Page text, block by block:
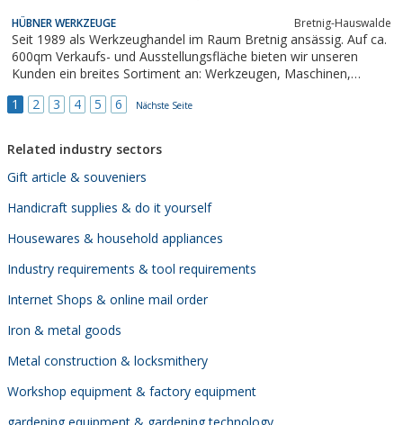
HÜBNER WERKZEUGE Bretnig-Hauswalde
Seit 1989 als Werkzeughandel im Raum Bretnig ansässig. Auf ca.
600qm Verkaufs- und Ausstellungsfläche bieten wir unseren
Kunden ein breites Sortiment an: Werkzeugen, Maschinen,
etc.BERATUNG * VERKAUF * MIETPARK * REPARATURSERVICE
1 2 3 4 5 6 Nächste Seite
Related industry sectors
Gift article & souveniers
Handicraft supplies & do it yourself
Housewares & household appliances
Industry requirements & tool requirements
Internet Shops & online mail order
Iron & metal goods
Metal construction & locksmithery
Workshop equipment & factory equipment